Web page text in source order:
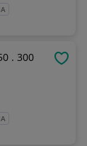
. 300